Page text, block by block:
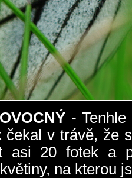
-
čekal v trávě, že
asi 20 fotek a
na kterou